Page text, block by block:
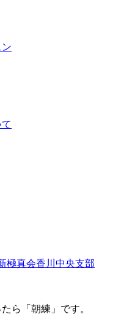
極真会香川中央支部
ら「朝練」です。